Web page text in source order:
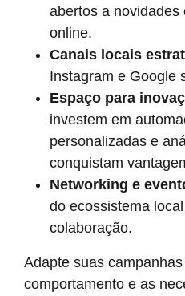
abertos a
online.
Canais locais
Instagram e Google
Espaço para
investem em
personalizadas e
conquistam
Networking e
do ecossistema
colaboração.
Adapte suas
comportamento e as